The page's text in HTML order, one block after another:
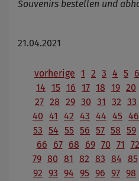
Souvenirs bestellen und
21.04.2021
vorherige 1 2 3 4 5 6
14 15 16 17 18 19 20
27 28 29 30 31 32 33
40 41 42 43 44 45 46
53 54 55 56 57 58 59
66
67 68 69 70 71 72
79 80 81 82 83 84 85
92 93 94 95 96 97 98